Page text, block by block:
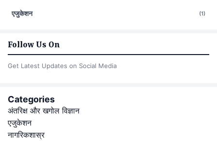
एजुकेशन (1)
Follow Us On
Get Latest Updates on Social Media
Categories
अंतरिक्ष और खगोल विज्ञान
एजुकेशन
नागरिकशास्र